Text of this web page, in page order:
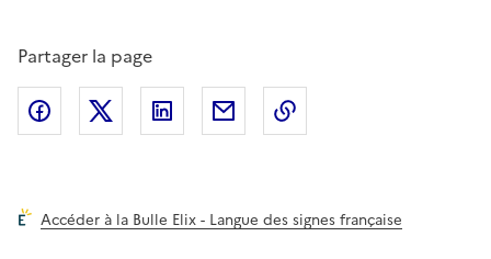
Partager la page
Partager l'article surFacebook
Partager l'article sur X (anciennement
Partager l'article sur
Partager l'article par courriel
Accéder à la Bulle Elix - Langue des signes française